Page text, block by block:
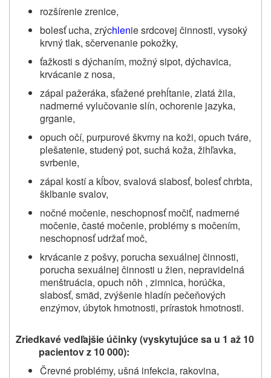
rozšírenie zrenice,
bolesť ucha, zrýchlenie srdcovej činnosti, vysoký
krvný tlak, sčervenanie pokožky,
ťažkosti s dýchaním, možný sipot, dýchavica,
krvácanie z nosa,
zápal pažeráka, sťažené prehĺtanie, zlatá žila,
nadmerné vylučovanie slín, ochorenie jazyka,
grganie,
opuch očí, purpurové škvrny na koži, opuch tváre,
plešatenie, studený pot, suchá koža, žihľavka,
svrbenie,
zápal kostí a kĺbov, svalová slabosť, bolesť chrbta,
šklbanie svalov,
nočné močenie, neschopnosť močiť, nadmerné
močenie, časté močenie, problémy s močením,
neschopnosť udržať moč,
krvácanie z pošvy, porucha sexuálnej činnosti,
porucha sexuálnej činnosti u žien, nepravidelná
menštruácia, opuch nôh , zimnica, horúčka,
slabosť, smäd, zvýšenie hladín pečeňových
enzýmov, úbytok hmotnosti, prírastok hmotnosti.
Zriedkavé vedľajšie účinky (vyskytujúce sa u 1 až 10
pacientov z 10 000):
Črevné problémy, ušná infekcia, rakovina,